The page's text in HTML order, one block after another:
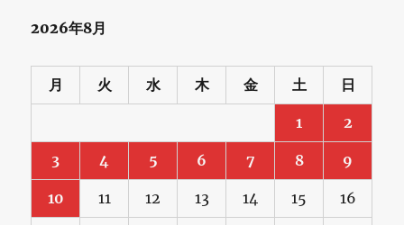
2026年8月
月 火 水 木 金 土 日
1 2
3 4 5 6 7 8 9
10 11 12 13 14 15 16